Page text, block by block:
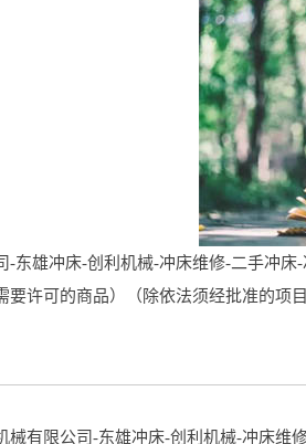
东雄冲床-创利机械-冲床维修-二手冲
要许可的商品）（除依法须经批准的项
有限公司-东雄冲床-创利机械-冲床维